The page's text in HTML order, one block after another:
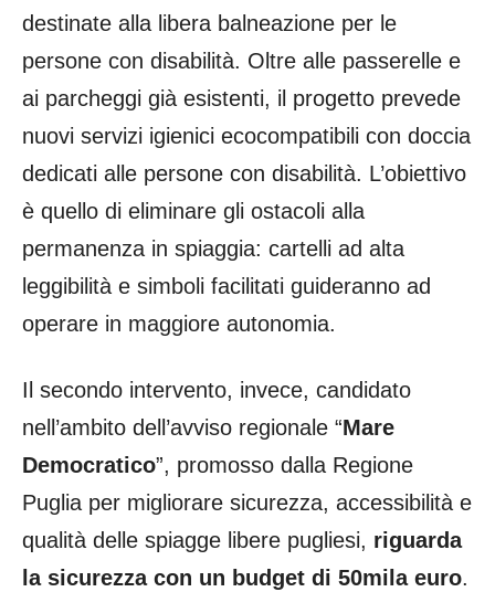
destinate alla libera balneazione per le
persone con disabilità. Oltre alle passerelle e
ai parcheggi già esistenti, il progetto prevede
nuovi servizi igienici ecocompatibili con doccia
dedicati alle persone con disabilità. L’obiettivo
è quello di eliminare gli ostacoli alla
permanenza in spiaggia: cartelli ad alta
leggibilità e simboli facilitati guideranno ad
operare in maggiore autonomia.
Il secondo intervento, invece, candidato
nell’ambito dell’avviso regionale “Mare
Democratico”, promosso dalla Regione
Puglia per migliorare sicurezza, accessibilità e
qualità delle spiagge libere pugliesi, riguarda
la sicurezza con un budget di 50mila euro.